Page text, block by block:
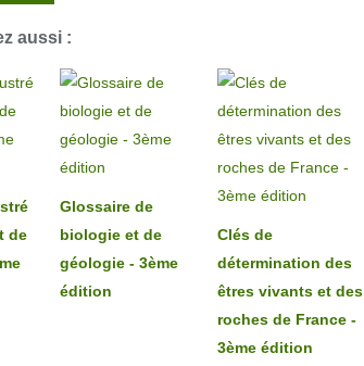
aussi :
de
Glossaire de
biologie et de
géologie - 3ème
édition
Clés de
détermination des
êtres vivants et des
roches de France -
3ème édition